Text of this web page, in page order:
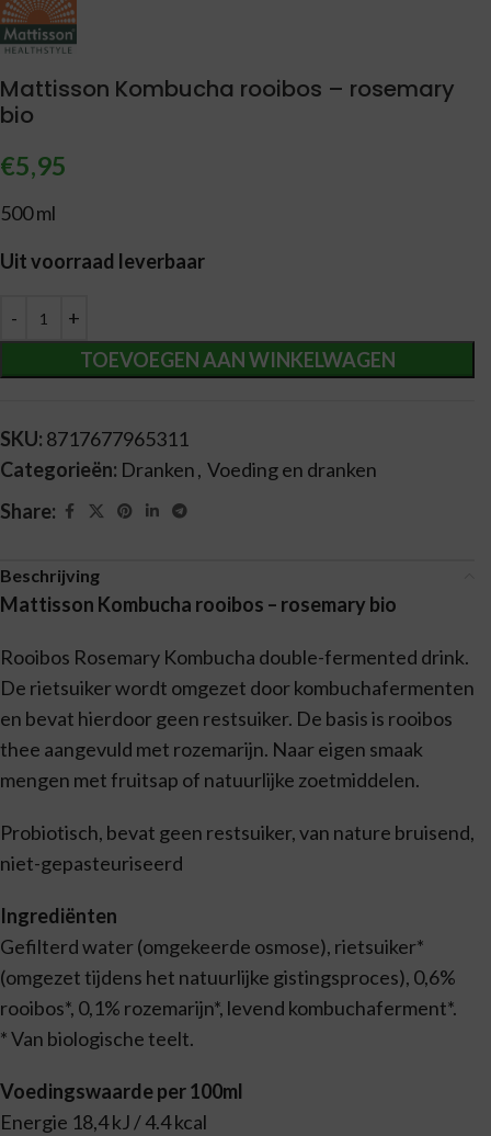
Mattisson Kombucha rooibos – rosemary
bio
€5,95
500 ml
Uit voorraad leverbaar
TOEVOEGEN AAN WINKELWAGEN
Alternative:
SKU: 8717677965311
Categorieën: Dranken, Voeding en dranken
Share:
Beschrijving
Mattisson Kombucha rooibos – rosemary bio
Rooibos Rosemary Kombucha double-fermented drink.
De rietsuiker wordt omgezet door kombuchafermenten
en bevat hierdoor geen restsuiker. De basis is rooibos
thee aangevuld met rozemarijn. Naar eigen smaak
mengen met fruitsap of natuurlijke zoetmiddelen.
Probiotisch, bevat geen restsuiker, van nature bruisend,
niet-gepasteuriseerd
Ingrediënten
Gefilterd water (omgekeerde osmose), rietsuiker*
(omgezet tijdens het natuurlijke gistingsproces), 0,6%
rooibos*, 0,1% rozemarijn*, levend kombuchaferment*.
* Van biologische teelt.
Voedingswaarde per 100ml
Energie 18,4 kJ / 4.4 kcal